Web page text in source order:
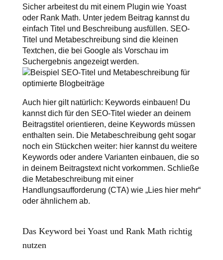
Sicher arbeitest du mit einem Plugin wie Yoast
oder Rank Math. Unter jedem Beitrag kannst du
einfach Titel und Beschreibung ausfüllen. SEO-
Titel und Metabeschreibung sind die kleinen
Textchen, die bei Google als Vorschau im
Suchergebnis angezeigt werden.
Auch hier gilt natürlich: Keywords einbauen! Du
kannst dich für den SEO-Titel wieder an deinem
Beitragstitel orientieren, deine Keywords müssen
enthalten sein. Die Metabeschreibung geht sogar
noch ein Stückchen weiter: hier kannst du weitere
Keywords oder andere Varianten einbauen, die so
in deinem Beitragstext nicht vorkommen. Schließe
die Metabeschreibung mit einer
Handlungsaufforderung (CTA) wie „Lies hier mehr“
oder ähnlichem ab.
Das Keyword bei Yoast und Rank Math richtig
nutzen